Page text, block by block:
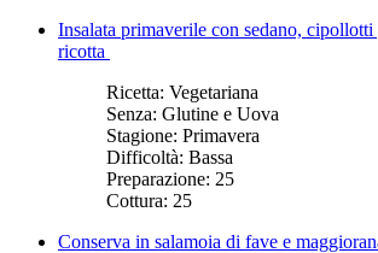
Insalata primaverile con sedano,
ricotta
Ricetta: Vegetariana
Senza: Glutine e Uova
Stagione: Primavera
Difficoltà: Bassa
Preparazione: 25
Cottura: 25
Conserva in salamoia di fave e